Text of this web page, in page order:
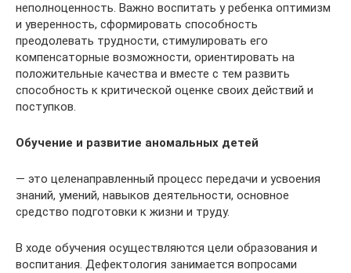
неполноценность. Важно воспитать у ребенка оптимизм
и уверенность, сформировать способность
преодолевать трудности, стимулировать его
компенсаторные возможности, ориентировать на
положительные качества и вместе с тем развить
способность к критической оценке своих действий и
поступков.
Обучение и развитие аномальных детей
— это целенаправленный процесс передачи и усвоения
знаний, умений, навыков деятельности, основное
средство подготовки к жизни и труду.
В ходе обучения осуществляются цели образования и
воспитания. Дефектология занимается вопросами